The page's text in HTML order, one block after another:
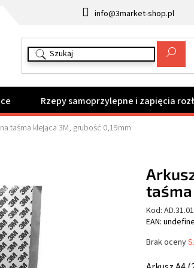
info@3market-shop.pl
Rzepy samoprzylepne i zapięcia
taśma klejąca 3M, grubość 0,19mm
taśma
Kod:
EAN:
Średnia
produktu
Brak oceny